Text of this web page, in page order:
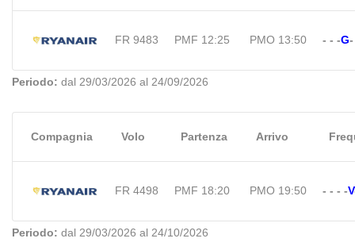
FR 9483 PMF 12:25 PMO 13:50 - - -G-
Periodo: dal 29/03/2026 al 24/09/2026
Compagnia Volo Partenza Arrivo
FR 4498 PMF 18:20 PMO 19:50 - - - -V
Periodo: dal 29/03/2026 al 24/10/2026